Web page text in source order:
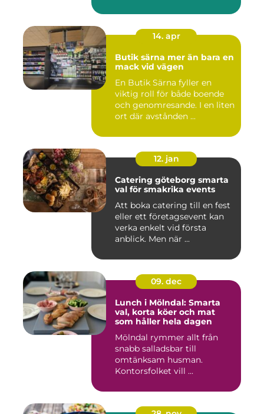
14. apr
Butik särna mer än bara en
mack vid vägen
En Butik Särna fyller en
viktig roll för både boende
och genomresande. I en liten
ort där avstånden ...
12. jan
Catering göteborg smarta
val för smakrika events
Att boka catering till en fest
eller ett företagsevent kan
verka enkelt vid första
anblick. Men när ...
09. dec
Lunch i Mölndal: Smarta
val, korta köer och mat
som håller hela dagen
Mölndal rymmer allt från
snabb salladsbar till
omtänksam husman.
Kontorsfolket vill ...